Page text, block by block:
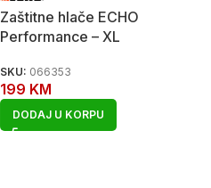
Zaštitne hlače ECHO
Performance – XL
SKU: 066353
199 KM
DODAJ U KORPU